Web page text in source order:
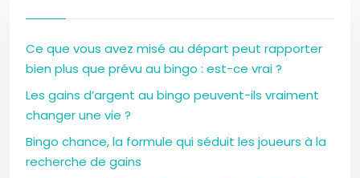
Ce que vous avez misé au départ peut rapporter
bien plus que prévu au bingo : est-ce vrai ?
Les gains d’argent au bingo peuvent-ils vraiment
changer une vie ?
Bingo chance, la formule qui séduit les joueurs à la
recherche de gains